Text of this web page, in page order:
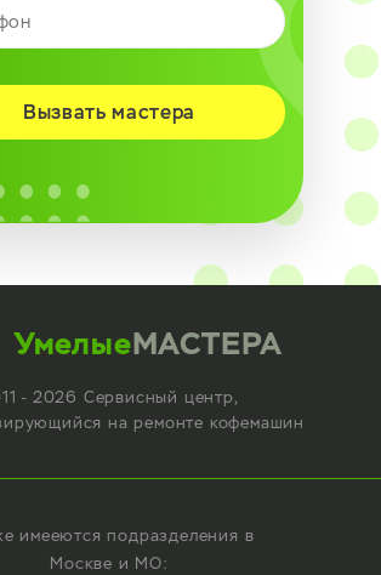
Вызвать мастера
УмелыеМАСТЕРА
- 2026 Сервисный центр,
на ремонте кофемашин
имееются подразделения в
Москве и МО: